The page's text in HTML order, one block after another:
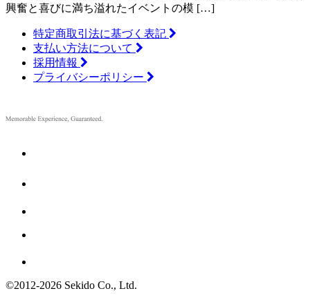
興奮と喜びに満ち溢れたイベントの模 […]
特定商取引法に基づく表記
支払い方法について
採用情報
プライバシーポリシー
©2012-2026 Sekido Co., Ltd.